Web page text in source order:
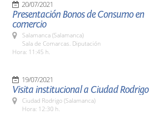
20/07/2021
Presentación Bonos de Consumo en
comercio
Salamanca (Salamanca)
Sala de Comarcas. Diputación
Hora: 11:45 h.
19/07/2021
Visita institucional a Ciudad Rodrigo
Ciudad Rodrigo (Salamanca)
Hora: 12:30 h.